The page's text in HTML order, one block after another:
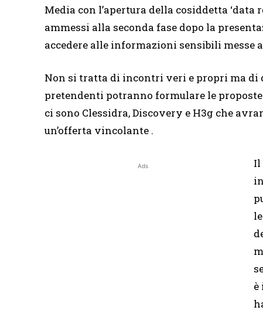
Media con l’apertura della cosiddetta
ammessi alla seconda fase dopo la
accedere alle informazioni sensibili messe
Non si tratta di incontri veri e propri ma di
pretendenti potranno formulare le
ci sono Clessidra, Discovery e H3g che
un’offerta vincolante .
Ads
Il
è